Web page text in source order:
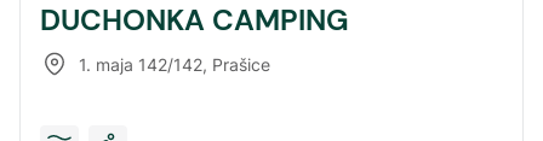
DUCHONKA CAMPING
1. maja 142/142, Prašice